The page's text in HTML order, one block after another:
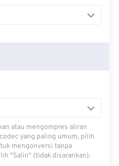
atau mengompres aliran
yang paling umum, pilih
mengonversi tanpa
"Salin" (tidak disarankan).